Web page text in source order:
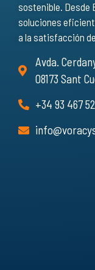
sostenible. Desde
soluciones
a la satisfacción
Avda.
08173 Sant
+34 93 467